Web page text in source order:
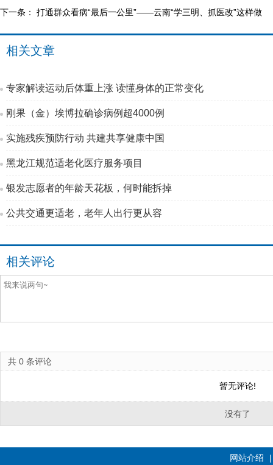
下一条： 打通群众看病“最后一公里”——云南“学三明、抓医改”这样做
相关文章
专家解读运动后体重上涨 读懂身体的正常变化
刚果（金）埃博拉确诊病例超4000例
实施残疾预防行动 共建共享健康中国
黑龙江规范适老化医疗服务项目
银发志愿者的年龄天花板，何时能拆掉
公共交通更适老，老年人出行更从容
相关评论
共 0 条评论
暂无评论!
没有了
网站介绍